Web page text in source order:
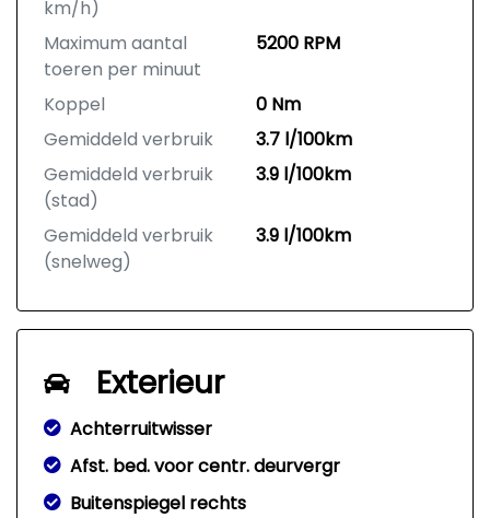
km/h)
Maximum aantal
toeren per minuut
5200 RPM
Koppel
0 Nm
Gemiddeld verbruik
3.7 l/100km
Gemiddeld verbruik
(stad)
3.9 l/100km
Gemiddeld verbruik
(snelweg)
3.9 l/100km
Exterieur
Achterruitwisser
Afst. bed. voor centr. deurvergr
Buitenspiegel rechts